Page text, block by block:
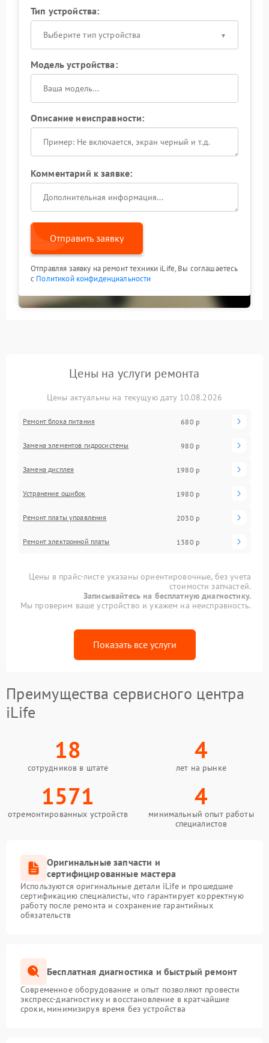
Тип устройства:
Выберите тип устройства
Модель устройства:
Описание неисправности:
Комментарий к заявке:
Отправить заявку
Отправляя заявку на ремонт техники iLife, Вы соглашаетесь
с Политикой конфиденциальности
Цены на услуги ремонта
Цены актуальны на текущую дату 10.08.2026
Ремонт блока питания 680 р
Замена элементов гидросистемы 980 р
Замена дисплея 1980 р
Устранение ошибок 1980 р
Ремонт платы управления 2030 р
Ремонт электронной платы 1380 р
Цены в прайс-листе указаны ориентировочные, без учета
стоимости запчастей.
Записывайтесь на бесплатную диагностику.
Мы проверим ваше устройство и укажем на неисправность.
Показать все услуги
Преимущества сервисного центра
iLife
18
сотрудников в штате
4
лет на рынке
1571
отремонтированных устройств
4
минимальный опыт работы
специалистов
Оригинальные запчасти и
сертифицированные мастера
Используются оригинальные детали iLife и прошедшие
сертификацию специалисты, что гарантирует корректную
работу после ремонта и сохранение гарантийных
обязательств
Бесплатная диагностика и быстрый ремонт
Современное оборудование и опыт позволяют провести
экспресс-диагностику и восстановление в кратчайшие
сроки, минимизируя время без устройства